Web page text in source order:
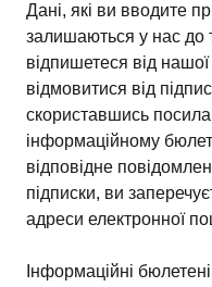
Дані, які ви вводите
залишаються у нас до
відпишетеся від
відмовитися від
скориставшись
інформаційному
відповідне
підписки, ви
адреси електронної
Інформаційні